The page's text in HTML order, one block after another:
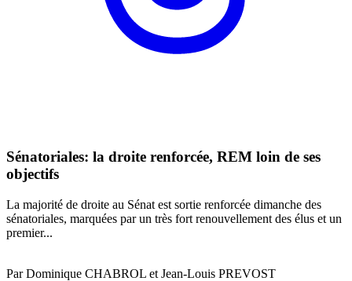
Sénatoriales: la droite renforcée, REM loin de ses
objectifs
La majorité de droite au Sénat est sortie renforcée dimanche des
sénatoriales, marquées par un très fort renouvellement des élus et un
premier...
Par Dominique CHABROL et Jean-Louis PREVOST